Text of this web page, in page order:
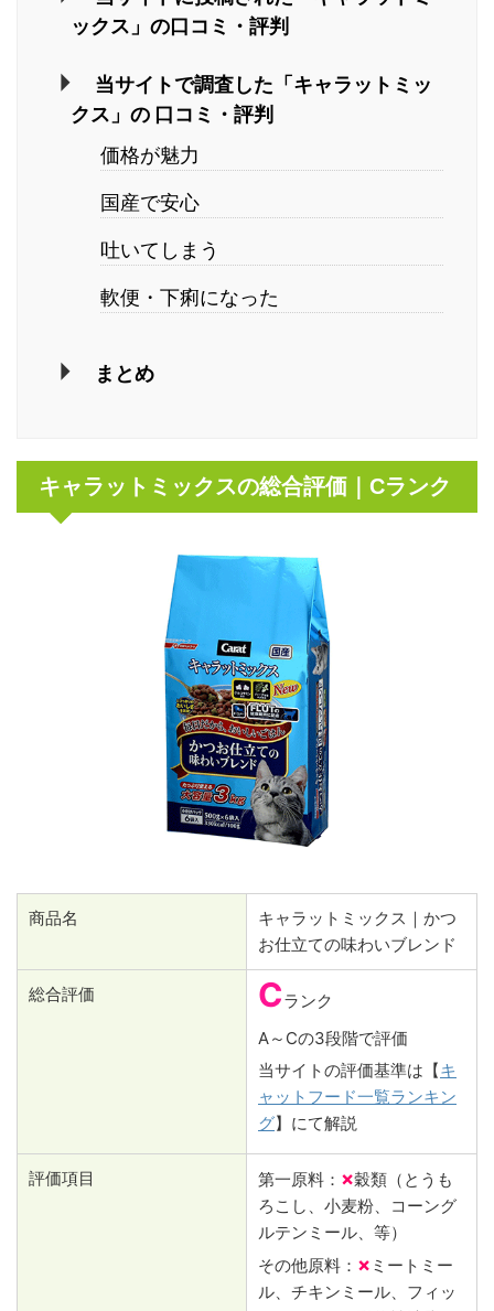
ックス」の口コミ・評判
当サイトで調査した「キャラットミッ
クス」の 口コミ・評判
価格が魅力
国産で安心
吐いてしまう
軟便・下痢になった
まとめ
キャラットミックスの総合評価｜Cランク
商品名
キャラットミックス｜かつ
お仕立ての味わいブレンド
総合評価 Cランク
A～Cの3段階で評価
当サイトの評価基準は【キ
ャットフード一覧ランキン
グ】にて解説
評価項目 第一原料： ×穀類（とうも
ろこし、小麦粉、コーング
ルテンミール、等）
その他原料： × ミートミー
ル、チキンミール、フィッ